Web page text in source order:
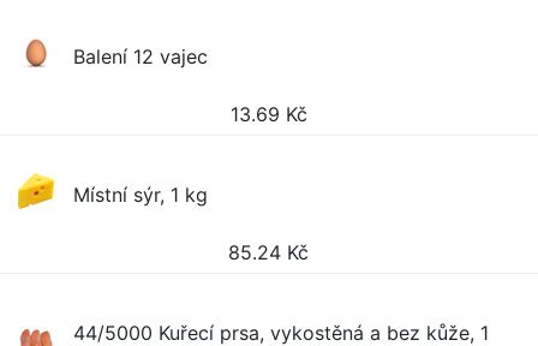
Balení 12 vajec
13.69 Kč
Místní sýr, 1 kg
85.24 Kč
44/5000 Kuřecí prsa, vykostěná a bez kůže, 1